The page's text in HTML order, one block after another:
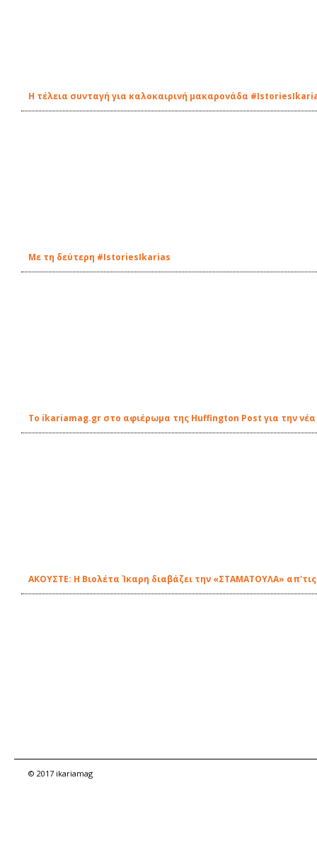
Η τέλεια συνταγή για καλοκαιρινή μακαρονάδα
Με τη δεύτερη #IstoriesIkarias
Το ikariamag.gr στο αφιέρωμα της Huffington Post για την
ΑΚΟΥΣΤΕ: Η Βιολέτα Ίκαρη διαβάζει την «ΣΤΑΜΑΤΟΥΛΑ»
© 2017 ikariamag